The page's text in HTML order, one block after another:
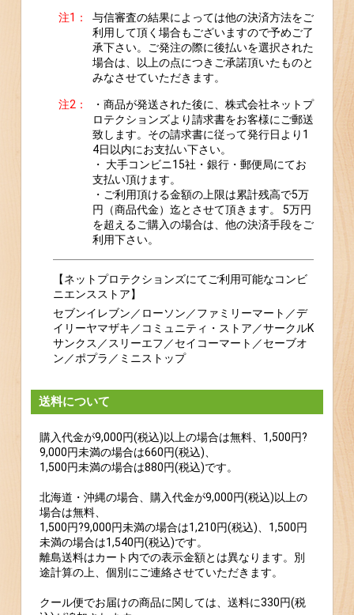
注1：
与信審査の結果によっては他の決済方法をご
利用して頂く場合もございますので予めご了
承下さい。ご発注の際に後払いを選択された
場合は、以上の点につきご承諾頂いたものと
みなさせていただきます。
注2：
・商品が発送された後に、株式会社ネットプ
ロテクションズより請求書をお客様にご郵送
致します。その請求書に従って発行日より1
4日以内にお支払い下さい。
・ 大手コンビニ15社・銀行・郵便局にてお
支払い頂けます。
・ご利用頂ける金額の上限は累計残高で5万
円（商品代金）迄とさせて頂きます。 5万円
を超えるご購入の場合は、他の決済手段をご
利用下さい。
【ネットプロテクションズにてご利用可能なコンビ
ニエンスストア】
セブンイレブン／ローソン／ファミリーマート／デ
イリーヤマザキ／コミュニティ・ストア／サークルK
サンクス／スリーエフ／セイコーマート／セーブオ
ン／ポプラ／ミニストップ
送料について
購入代金が9,000円(税込)以上の場合は無料、1,500円?
9,000円未満の場合は660円(税込)、
1,500円未満の場合は880円(税込)です。
北海道・沖縄の場合、購入代金が9,000円(税込)以上の
場合は無料、
1,500円?9,000円未満の場合は1,210円(税込)、1,500円
未満の場合は1,540円(税込)です。
離島送料はカート内での表示金額とは異なります。別
途計算の上、個別にご連絡させていただきます。
クール便でお届けの商品に関しては、送料に330円(税